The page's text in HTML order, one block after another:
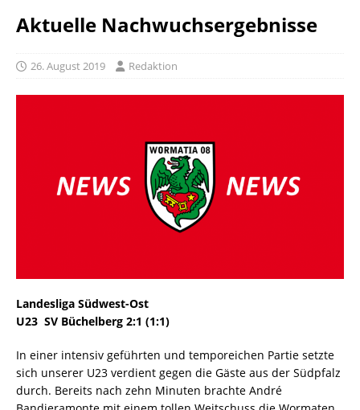
Aktuelle Nachwuchsergebnisse
26. August 2019 Redaktion
Landesliga Südwest-Ost
U23  SV Büchelberg 2:1 (1:1)
In einer intensiv geführten und temporeichen Partie setzte
sich unserer U23 verdient gegen die Gäste aus der Südpfalz
durch. Bereits nach zehn Minuten brachte André